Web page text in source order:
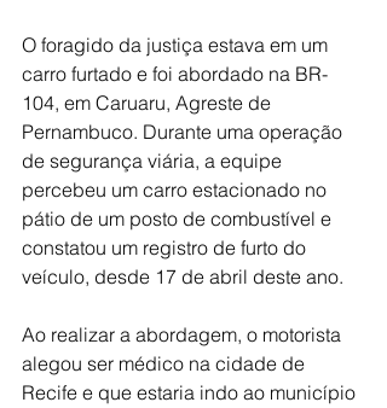
O foragido da justiça estava em um
carro furtado e foi abordado na BR-
104, em Caruaru, Agreste de
Pernambuco. Durante uma operação
de segurança viária, a equipe
percebeu um carro estacionado no
pátio de um posto de combustível e
constatou um registro de furto do
veículo, desde 17 de abril deste ano.
Ao realizar a abordagem, o motorista
alegou ser médico na cidade de
Recife e que estaria indo ao município